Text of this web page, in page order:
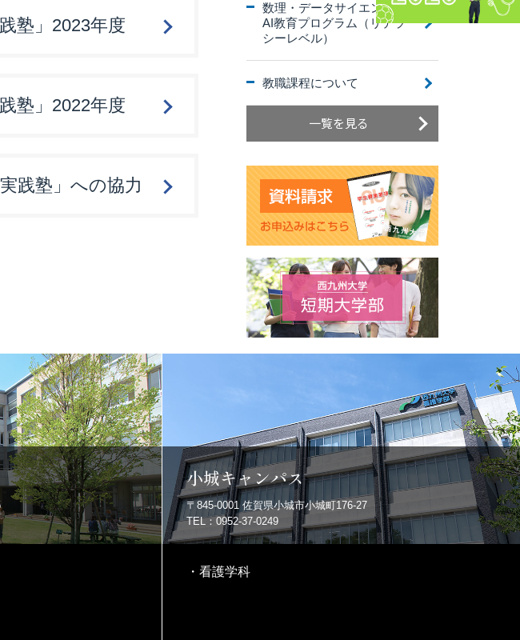
塾」2023年度
塾」2022年度
践塾」への協力
数理・データサイエンス・
AI教育プログラム（リテラ
シーレベル）
教職課程について
一覧を見る
小城キャンパス
〒845-0001佐賀県小城市小城町176-27
TEL：0952-37-0249
・ 看護学科